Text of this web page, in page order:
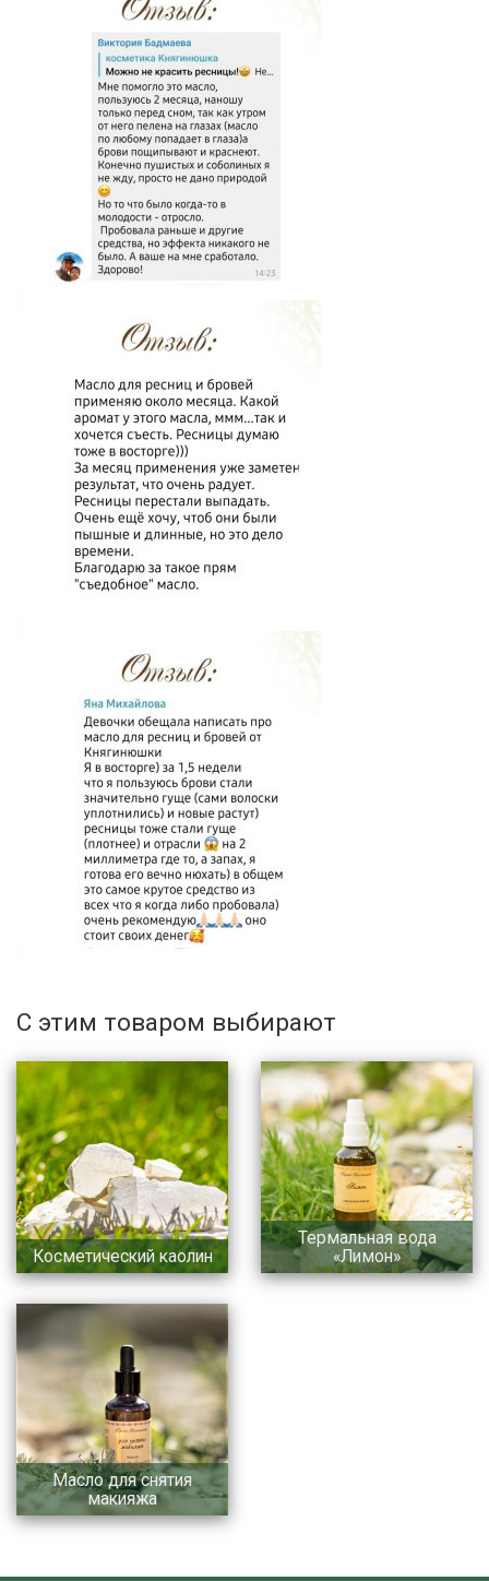
С этим товаром выбирают
Косметический каолин
Термальная вода
«Лимон»
Масло для снятия
макияжа